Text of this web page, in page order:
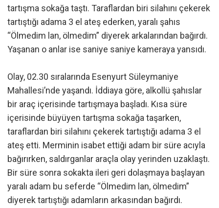
tartışma sokağa taştı. Taraflardan biri silahını çekerek
tartıştığı adama 3 el ateş ederken, yaralı şahıs
“Ölmedim lan, ölmedim” diyerek arkalarından bağırdı.
Yaşanan o anlar ise saniye saniye kameraya yansıdı.
Olay, 02.30 sıralarında Esenyurt Süleymaniye
Mahallesi’nde yaşandı. İddiaya göre, alkollü şahıslar
bir araç içerisinde tartışmaya başladı. Kısa süre
içerisinde büyüyen tartışma sokağa taşarken,
taraflardan biri silahını çekerek tartıştığı adama 3 el
ateş etti. Merminin isabet ettiği adam bir süre acıyla
bağırırken, saldırganlar araçla olay yerinden uzaklaştı.
Bir süre sonra sokakta ileri geri dolaşmaya başlayan
yaralı adam bu seferde “Ölmedim lan, ölmedim”
diyerek tartıştığı adamların arkasından bağırdı.